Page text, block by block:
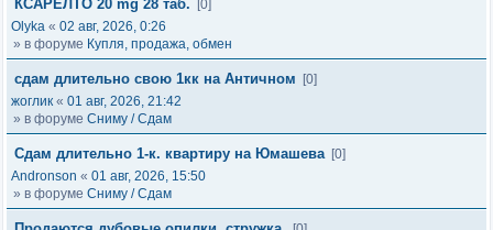
КСАРЕЛТО 20 mg 28 таб.
[0]
Olyka « 02 авг, 2026, 0:26
» в форуме Купля, продажа, обмен
сдам длительно свою 1кк на Античном
[0]
жоглик « 01 авг, 2026, 21:42
» в форуме Сниму / Сдам
Сдам длительно 1-к. квартиру на Юмашева [0]
Andronson « 01 авг, 2026, 15:50
» в форуме Сниму / Сдам